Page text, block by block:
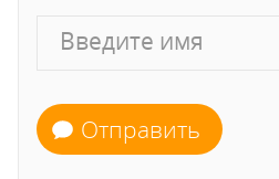
Отправить